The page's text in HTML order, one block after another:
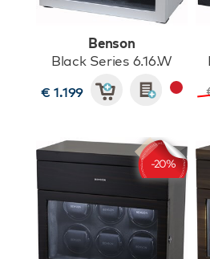
Benson
Black Series 6.16.W
€ 1.199